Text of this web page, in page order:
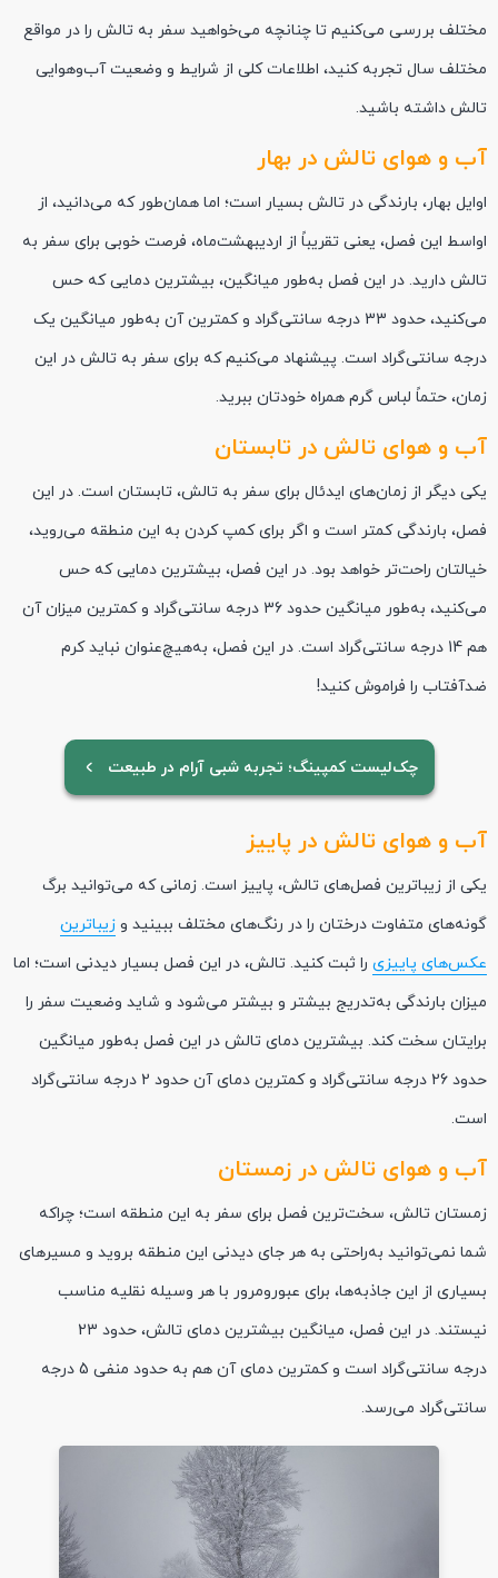
مختلف بررسی می‌کنیم تا چنانچه می‌خواهید سفر به تالش را در مواقع
مختلف سال تجربه کنید، اطلاعات کلی از شرایط و وضعیت آب‌وهوایی
تالش داشته باشید.
آب و هوای تالش در بهار
اوایل بهار، بارندگی در تالش بسیار است؛ اما همان‌طور که می‌دانید، از
اواسط این فصل، یعنی تقریباً از اردیبهشت‌ماه، فرصت خوبی برای سفر به
تالش دارید. در این فصل به‌طور میانگین، بیشترین دمایی که حس
می‌کنید، حدود 33 درجه سانتی‌گراد و کمترین آن به‌طور میانگین یک
درجه سانتی‌گراد است. پیشنهاد می‌کنیم که برای سفر به تالش در این
زمان، حتماً لباس گرم همراه خودتان ببرید.
آب و هوای تالش در تابستان
یکی دیگر از زمان‌های ایدئال برای سفر به تالش، تابستان است. در این
فصل، بارندگی کمتر است و اگر برای کمپ کردن به این منطقه می‌روید،
خیالتان راحت‌تر خواهد بود. در این فصل، بیشترین دمایی که حس
می‌کنید، به‌طور میانگین حدود 36 درجه سانتی‌گراد و کمترین میزان آن
هم 14 درجه سانتی‌گراد است. در این فصل، به‌هیچ‌عنوان نباید کرم
ضدآفتاب را فراموش کنید!
چک‌لیست کمپینگ؛ تجربه شبی آرام در طبیعت
آب و هوای تالش در پاییز
یکی از زیباترین فصل‌های تالش، پاییز است. زمانی که می‌توانید برگ
گونه‌های متفاوت درختان را در رنگ‌های مختلف ببینید و زیباترین
عکس‌های پاییزی را ثبت کنید. تالش، در این فصل بسیار دیدنی است؛ اما
میزان بارندگی به‌تدریج بیشتر و بیشتر می‌شود و شاید وضعیت سفر را
برایتان سخت کند. بیشترین دمای تالش در این فصل به‌طور میانگین
حدود 26 درجه سانتی‌گراد و کمترین دمای آن حدود 2 درجه سانتی‌گراد
است.
آب و هوای تالش در زمستان
زمستان تالش، سخت‌ترین فصل برای سفر به این منطقه است؛ چراکه
شما نمی‌توانید به‌راحتی به هر جای دیدنی این منطقه بروید و مسیرهای
بسیاری از این جاذبه‌ها، برای عبورومرور با هر وسیله نقلیه مناسب
نیستند. در این فصل، میانگین بیشترین دمای تالش، حدود 23
درجه سانتی‌گراد است و کمترین دمای آن هم به حدود منفی 5 درجه
سانتی‌گراد می‌رسد.